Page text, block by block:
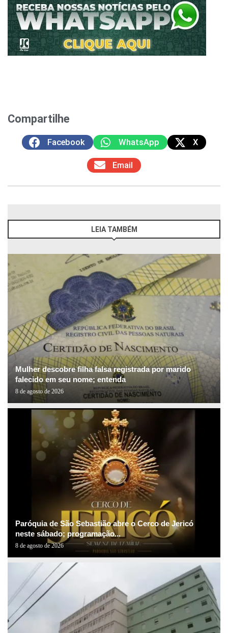
Compartilhe
Facebook WhatsApp X
Email
LEIA TAMBÉM
Mulher descobre filha falsa registrada por marido
falecido em seu nome; entenda
8 de agosto de 2026
Paróquia de São Sebastião abre o Cerco de Jericó
neste sábado; programação...
8 de agosto de 2026